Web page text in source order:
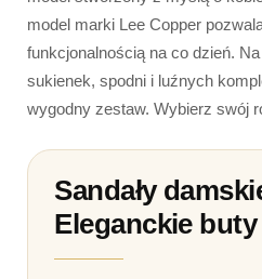
model marki Lee Copper
funkcjonalnością na co dzień.
sukienek, spodni i luźnych
wygodny zestaw. Wybierz swój
Sandały
Eleganckie